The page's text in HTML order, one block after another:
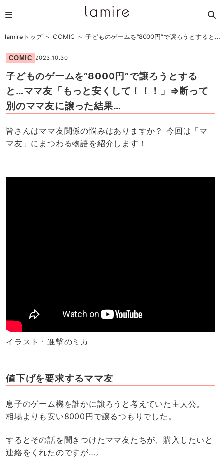
lamireトップ＞ COMIC ＞ 子どものゲームを”8000円”で譲ろうとする
COMIC 2023.10.30
子どものゲームを”8000円”で譲ろうとする
と…ママ友「もっと安くして！！！」⇒断って
別のママ友に譲った結果…
皆さんはママ友関係の悩みはありますか？ 今回は「マ
マ友」にまつわる物語を紹介します！
イラスト：進撃のミカ
値下げを要求するママ友
息子のゲーム機を誰かに譲ろうと考えていた主人公。
相場よりも安い8000円で譲るつもりでした。
するとその話を聞きつけたママ友たちが、購入したいと
連絡をくれたのですが…。